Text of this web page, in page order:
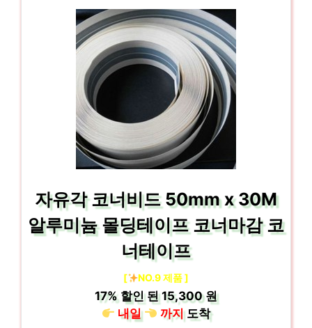
자유각 코너비드 50mm x 30M
알루미늄 몰딩테이프 코너마감 코
너테이프
[ NO.9 제품 ]
17%할인 된15,300 원
내일
까지도착